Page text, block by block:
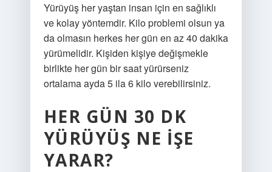
Yürüyüş her yaştan insan için en sağlıklı
ve kolay yöntemdir. Kilo problemi olsun ya
da olmasın herkes her gün en az 40 dakika
yürümelidir. Kişiden kişiye değişmekle
birlikte her gün bir saat yürürseniz
ortalama ayda 5 ila 6 kilo verebilirsiniz.
HER GÜN 30 DK
YÜRÜYÜŞ NE IŞE
YARAR?